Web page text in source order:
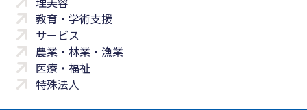
教育・学術支援
サービス
農業・林業・漁業
医療・福祉
特殊法人